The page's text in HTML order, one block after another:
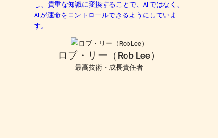
し、貴重な知識に変換することで、AI ではなく、
AI が運命をコントロールできるようにしていま
す。
ロブ・リー（Rob Lee）
最高技術・成長責任者